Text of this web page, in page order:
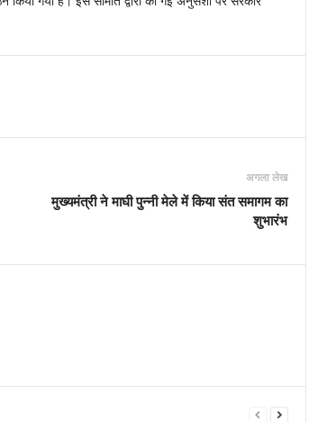
अगला लेख
मुख्यमंत्री ने माघी पुन्नी मेले में किया संत समागम का
शुभारंभ